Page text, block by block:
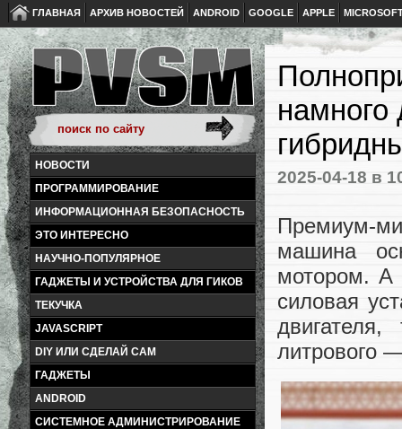
ГЛАВНАЯ АРХИВ НОВОСТЕЙ ANDROID GOOGLE APPLE
НОВОСТИ
ПРОГРАММИРОВАНИЕ
ИНФОРМАЦИОННАЯ БЕЗОПАСНОСТЬ
ЭТО ИНТЕРЕСНО
НАУЧНО-ПОПУЛЯРНОЕ
ГАДЖЕТЫ И УСТРОЙСТВА ДЛЯ ГИКОВ
ТЕКУЧКА
JAVASCRIPT
DIY ИЛИ СДЕЛАЙ САМ
ГАДЖЕТЫ
ANDROID
СИСТЕМНОЕ АДМИНИСТРИРОВАНИЕ
2025-04-18 в
Премиум-
машина
мотором. А
силовая
литрового